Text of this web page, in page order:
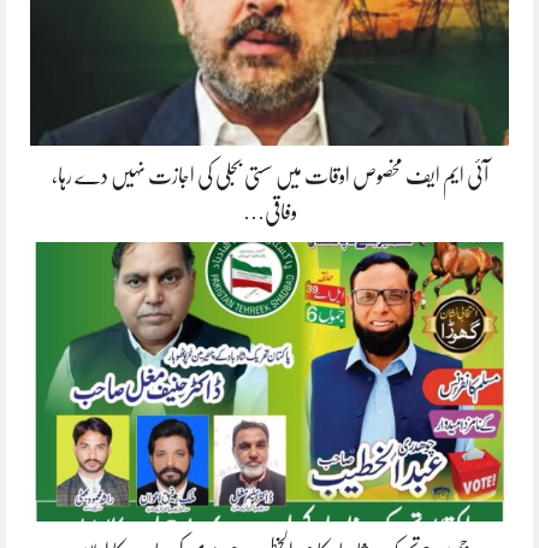
آئی ایم ایف مخصوص اوقات میں سستی بجلی کی اجازت نہیں دے رہا،
وفاقی…